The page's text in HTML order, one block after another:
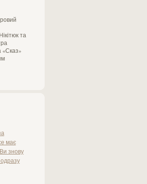
та
«Сказ»
має
знову